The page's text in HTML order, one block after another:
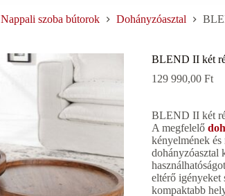
Nappali szoba bútorok Dohányzóasztal
BLEND II két
129 990,00Ft
BLEND II két
A megfelelő
kényelmének és
dohányzóasztal
eltérő
kompaktabb